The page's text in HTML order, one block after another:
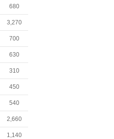
680
3,270
700
630
310
450
540
2,660
1,140